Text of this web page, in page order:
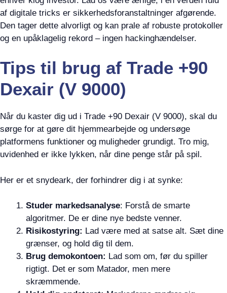
af digitale tricks er sikkerhedsforanstaltninger afgørende.
Den tager dette alvorligt og kan prale af robuste protokoller
og en upåklagelig rekord – ingen hackinghændelser.
Tips til brug af Trade +90
Dexair (V 9000)
Når du kaster dig ud i Trade +90 Dexair (V 9000), skal du
sørge for at gøre dit hjemmearbejde og undersøge
platformens funktioner og muligheder grundigt. Tro mig,
uvidenhed er ikke lykken, når dine penge står på spil.
Her er et snydeark, der forhindrer dig i at synke:
Studer markedsanalyse: Forstå de smarte
algoritmer. De er dine nye bedste venner.
Risikostyring: Lad være med at satse alt. Sæt dine
grænser, og hold dig til dem.
Brug demokontoen: Lad som om, før du spiller
rigtigt. Det er som Matador, men mere
skræmmende.